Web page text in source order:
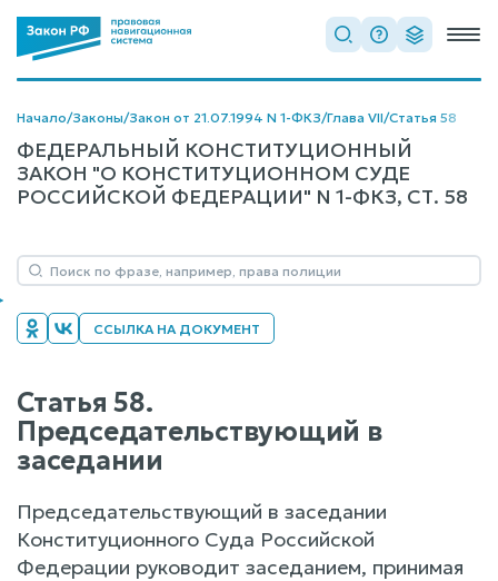
Начало/Законы/Закон от 21.07.1994 N 1-ФКЗ/Глава VII/Статья 58
ФЕДЕРАЛЬНЫЙ КОНСТИТУЦИОННЫЙ
ЗАКОН "О КОНСТИТУЦИОННОМ СУДЕ
РОССИЙСКОЙ ФЕДЕРАЦИИ" N 1-ФКЗ, СТ. 58
ССЫЛКА НА ДОКУМЕНТ
Статья 58.
Председательствующий в
заседании
Председательствующий в заседании
Конституционного Суда Российской
Федерации руководит заседанием, принимая